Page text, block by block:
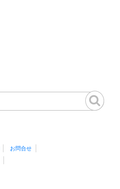
お問合せ